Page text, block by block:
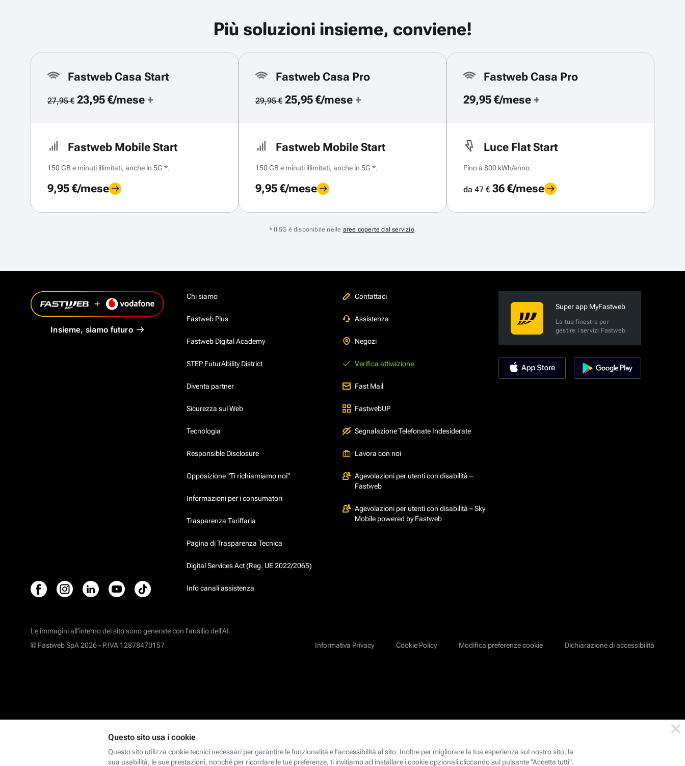
Più soluzioni insieme, conviene!
Fastweb Casa Start
27,95 €23,95 €/mese +
Fastweb Mobile Start
150 GB e minuti illimitati, anche in 5G *.
9,95 €/mese
Fastweb Casa Pro
29,95 €25,95 €/mese +
Fastweb Mobile Start
150 GB e minuti illimitati, anche in 5G *.
9,95 €/mese
Fastweb Casa Pro
29,95 €/mese +
Luce Flat Start
Fino a 800 kWh/anno.
da 47 €36 €/mese
* Il 5G è disponibile nelle aree coperte dal servizio.
Insieme, siamo futuro
Chi siamo
Fastweb Plus
Fastweb Digital Academy
STEP FuturAbility District
Diventa partner
Sicurezza sul Web
Tecnologia
Responsible Disclosure
Opposizione "Ti richiamiamo noi"
Informazioni per i consumatori
Trasparenza Tariffaria
Pagina di Trasparenza Tecnica
Digital Services Act (Reg. UE 2022/2065)
Info canali assistenza
Contattaci
Assistenza
Negozi
Verifica attivazione
Fast Mail
FastwebUP
Segnalazione Telefonate Indesiderate
Lavora con noi
Agevolazioni per utenti con disabilità –
Fastweb
Agevolazioni per utenti con disabilità – Sky
Mobile powered by Fastweb
Super app MyFastweb
La tua finestra per
gestire i servizi Fastweb
Le immagini all’interno del sito sono generate con l'ausilio dell'AI.
Informativa Privacy
Cookie Policy Modifica preferenze cookie Dichiarazione di accessibilità
© Fastweb SpA 2026 - P.IVA 12878470157